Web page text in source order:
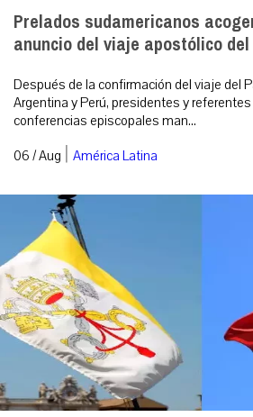
Prelados sudamericanos
anuncio del viaje apostólico
Después de la confirmación del viaje del
Argentina y Perú, presidentes y
conferencias episcopales man...
06 / Aug | América Latina